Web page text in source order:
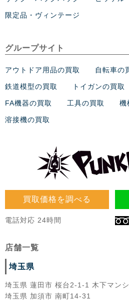
買取価格を調べる
電話対応 24時間
店舗一覧
埼玉県
埼玉県 蓮田市 桜台2-1-1 木下マン
埼玉県 加須市 南町14-31
限定品・ヴィンテージ
グループサイト
アウトドア用品の買取 自転車の
鉄道模型の買取 トイガンの買取
FA機器の買取 工具の買取 機
溶接機の買取